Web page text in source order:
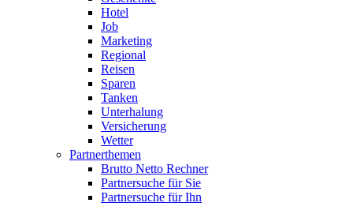
Hotel
Job
Marketing
Regional
Reisen
Sparen
Tanken
Unterhalung
Versicherung
Wetter
Partnerthemen
Brutto Netto Rechner
Partnersuche für Sie
Partnersuche für Ihn